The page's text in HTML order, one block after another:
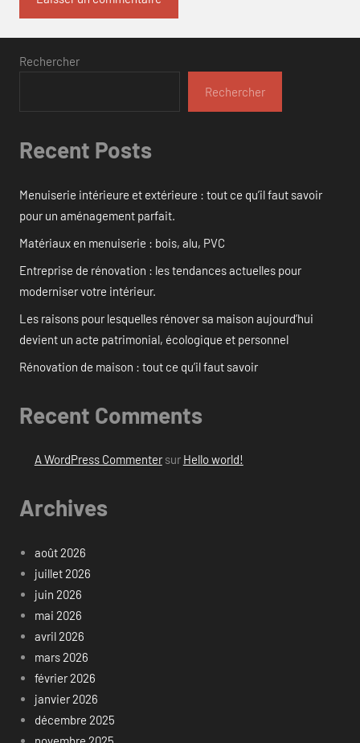
Rechercher
Rechercher
Recent Posts
Menuiserie intérieure et extérieure : tout ce qu’il faut savoir
pour un aménagement parfait.
Matériaux en menuiserie : bois, alu, PVC
Entreprise de rénovation : les tendances actuelles pour
moderniser votre intérieur.
Les raisons pour lesquelles rénover sa maison aujourd’hui
devient un acte patrimonial, écologique et personnel
Rénovation de maison : tout ce qu’il faut savoir
Recent Comments
A WordPress Commentersur Hello world!
Archives
août 2026
juillet 2026
juin 2026
mai 2026
avril 2026
mars 2026
février 2026
janvier 2026
décembre 2025